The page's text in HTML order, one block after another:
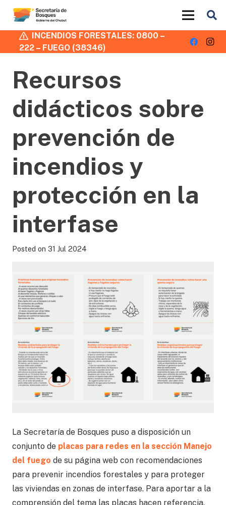
INCENDIOS FORESTALES: 0800 –
222 – FUEGO (38346)
Recursos
didácticos sobre
prevención de
incendios y
protección en la
interfase
Posted on 31 Jul 2024
La Secretaría de Bosques puso a disposición un
conjunto de placas para redes en la sección Manejo
del fuego de su página web con recomendaciones
para prevenir incendios forestales y para proteger
las viviendas en zonas de interfase. Para aportar a la
comprensión del tema las placas hacen referencia,